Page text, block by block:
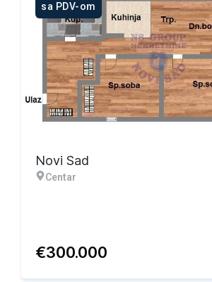
sa PDV-om
Novi Sad
Centar
€300.000